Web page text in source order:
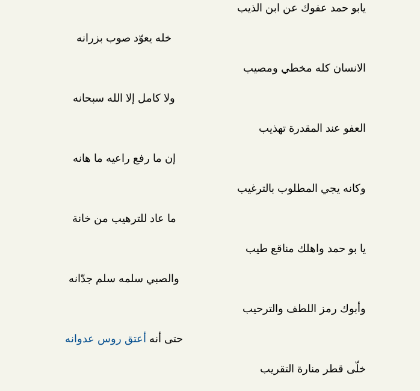
يابو حمد عفوك عن ابن الذيب
خله يعوّد صوب بزرانه
الانسان كله مخطي ومصيب
ولا كامل إلا الله سبحانه
العفو عند المقدرة تهذيب
إن ما رفع راعيه ما هانه
وكانه يجي المطلوب بالترغيب
ما عاد للترهيب من خانة
يا بو حمد واهلك مناقع طيب
والصبي سلمه سلم جدّانه
وأبوك رمز اللطف والترحيب
حتى أنه أعتق روس عدوانه
خلّى قطر منارة التقريب